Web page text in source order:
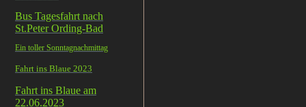
Bus Tagesfahrt nach
St.Peter Ording-Bad
Ein toller Sonntagnachmittag
Fahrt ins Blaue 2023
Fahrt ins Blaue am
22.06.2023